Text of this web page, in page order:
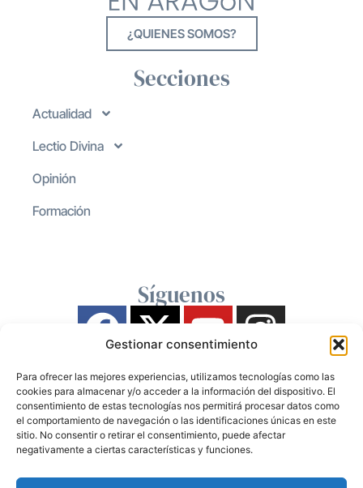
Gestionar consentimiento
Para ofrecer las mejores experiencias, utilizamos tecnologías como las
cookies para almacenar y/o acceder a la información del dispositivo. El
consentimiento de estas tecnologías nos permitirá procesar datos como
el comportamiento de navegación o las identificaciones únicas en este
sitio. No consentir o retirar el consentimiento, puede afectar
negativamente a ciertas características y funciones.
¿QUIENES SOMOS?
Secciones
Actualidad
Lectio Divina
Opinión
Formación
Síguenos